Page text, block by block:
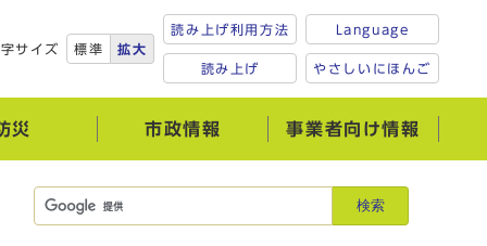
サイズ 標準 拡大
読み上げ利用方法
読み上げ
Language
やさしいにほんご
災 市政情報 事業者向け情報
検索